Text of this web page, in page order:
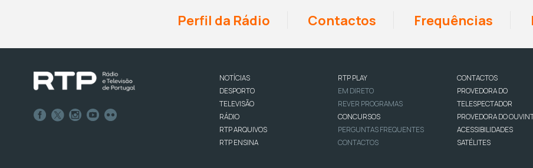
Perfil da Rádio Contactos Frequências
NOTÍCIAS
DESPORTO
TELEVISÃO
RÁDIO
RTP ARQUIVOS
RTP ENSINA
RTP PLAY
EM DIRETO
REVER PROGRAMAS
CONCURSOS
PERGUNTAS FREQUENTES
CONTACTOS
CONTACTOS
PROVEDORA DO
TELESPECTADOR
PROVEDORA DO
ACESSIBILIDADES
SATÉLITES